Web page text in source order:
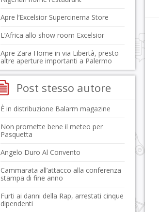
Apre l’Excelsior Supercinema Store
L’Africa allo show room Excelsior
Apre Zara Home in via Libertà, presto
altre aperture importanti a Palermo
Post stesso autore
È in distribuzione Balarm magazine
Non promette bene il meteo per
Pasquetta
Angelo Duro Al Convento
Cammarata all’attacco alla conferenza
stampa di fine anno
Furti ai danni della Rap, arrestati cinque
dipendenti